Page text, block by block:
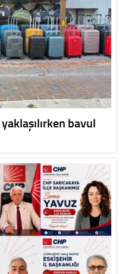
bavul